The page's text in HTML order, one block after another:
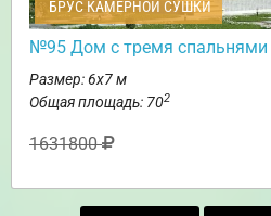
БРУС КАМЕРНОЙ СУШКИ
№95 Дом с тремя спальнями
Размер: 6х7 м
Общая площадь: 702
1631800